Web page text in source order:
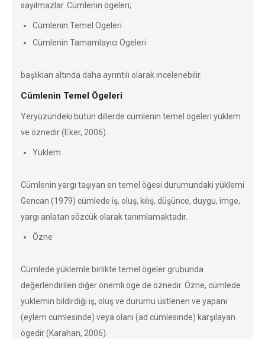
sayılmazlar. Cümlenin ögeleri;
Cümlenin Temel Ögeleri
Cümlenin Tamamlayıcı Ögeleri
başlıkları altında daha ayrıntılı olarak incelenebilir.
Cümlenin Temel Ögeleri
Yeryüzündeki bütün dillerde cümlenin temel ögeleri yüklem
ve öznedir (Eker, 2006).
Yüklem
Cümlenin yargı taşıyan en temel öğesi durumundaki yüklemi
Gencan (1979) cümlede iş, oluş, kılış, düşünce, duygu, imge,
yargı anlatan sözcük olarak tanımlamaktadır.
Özne
Cümlede yüklemle birlikte temel ögeler grubunda
değerlendirilen diğer önemli öge de öznedir. Özne, cümlede
yüklemin bildirdiği iş, oluş ve durumu üstlenen ve yapanı
(eylem cümlesinde) veya olanı (ad cümlesinde) karşılayan
ögedir (Karahan, 2006).